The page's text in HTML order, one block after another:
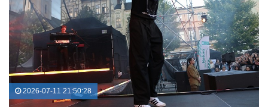
2026-07-11 21:50:28